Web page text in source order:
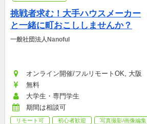
挑戦者求む！大手ハウスメーカー
と一緒に町おこししませんか？
一般社団法人Nanoful
オンライン開催/フルリモートOK, 大阪
無料
大学生・専門学生
期間は相談可
リモート可 初心者歓迎 写真撮影/画像編集